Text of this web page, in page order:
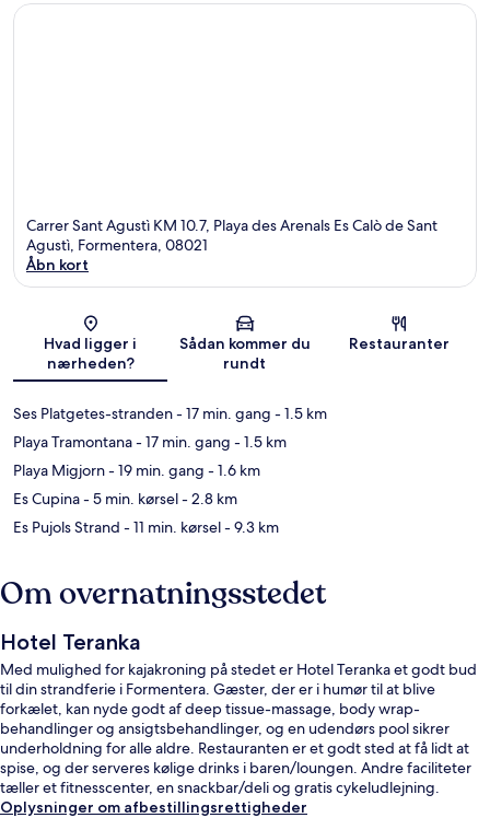
Carrer Sant Agustì KM 10.7, Playa des Arenals Es Calò de Sant
Agustì, Formentera, 08021
Åbn kort
Hvad ligger i
nærheden?
Sådan kommer du
rundt
Restauranter
Ses Platgetes-stranden- 17 min. gang - 1.5 km
Playa Tramontana- 17 min. gang - 1.5 km
Playa Migjorn- 19 min. gang - 1.6 km
Es Cupina- 5 min. kørsel- 2.8 km
Es Pujols Strand - 11 min. kørsel- 9.3 km
Om overnatningsstedet
Hotel Teranka
Med mulighed for kajakroning på stedet er Hotel Teranka et godt bud
til din strandferie i Formentera. Gæster, der er i humør til at blive
forkælet, kan nyde godt af deep tissue-massage, body wrap-
behandlinger og ansigtsbehandlinger, og en udendørs pool sikrer
underholdning for alle aldre. Restauranten er et godt sted at få lidt at
spise, og der serveres kølige drinks i baren/loungen. Andre faciliteter
tæller et fitnesscenter, en snackbar/deli og gratis cykeludlejning.
Oplysninger om afbestillingsrettigheder